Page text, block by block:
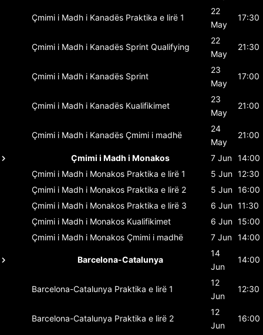
Çmimi i Madh i Kanadës Praktika e lirë 1
22
May
17:30
Çmimi i Madh i Kanadës Sprint Qualifying
22
May
21:30
Çmimi i Madh i Kanadës Sprint
23
May
17:00
Çmimi i Madh i Kanadës Kualifikimet
23
May
21:00
Çmimi i Madh i Kanadës Çmimi i madhë
24
May
21:00
Çmimi i Madh i Monakos 7 Jun 14:00
Çmimi i Madh i Monakos Praktika e lirë 1 5 Jun 12:30
Çmimi i Madh i Monakos Praktika e lirë 2 5 Jun 16:00
Çmimi i Madh i Monakos Praktika e lirë 3 6 Jun 11:30
Çmimi i Madh i Monakos Kualifikimet 6 Jun 15:00
Çmimi i Madh i Monakos Çmimi i madhë 7 Jun 14:00
Barcelona-Catalunya
14
Jun
14:00
Barcelona-Catalunya Praktika e lirë 1
12
Jun
12:30
Barcelona-Catalunya Praktika e lirë 2
12
Jun
16:00